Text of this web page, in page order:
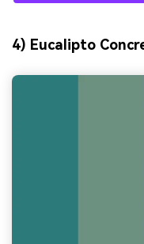
4) Eucalipto